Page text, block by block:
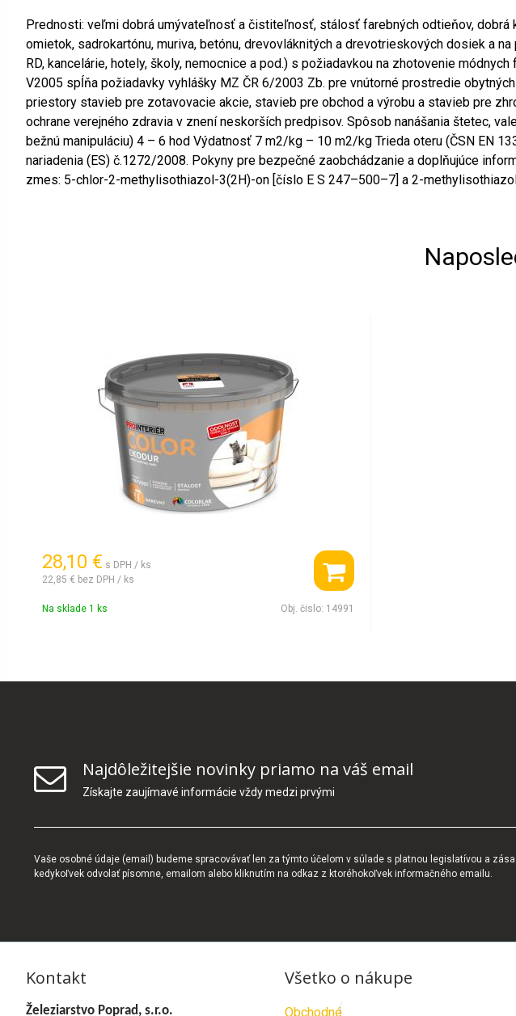
Prednosti: veľmi dobrá umývateľnosť a čistiteľnosť, stálosť farebných odtieňov, dobrá
omietok, sadrokartónu, muriva, betónu, drevovláknitých a drevotrieskových dosiek a
RD, kancelárie, hotely, školy, nemocnice a pod.) s požiadavkou na zhotovenie
V2005 spĺňa požiadavky vyhlášky MZ ČR 6/2003 Zb. pre vnútorné prostredie
priestory stavieb pre zotavovacie akcie, stavieb pre obchod a výrobu a stavieb pre
ochrane verejného zdravia v znení neskorších predpisov. Spôsob nanášania štetec,
bežnú manipuláciu) 4 – 6 hod Výdatnosť 7 m2/kg – 10 m2/kg Trieda oteru (ČSN EN
nariadenia (ES) č.1272/2008. Pokyny pre bezpečné zaobchádzanie a doplňujúce
zmes: 5-chlor-2-methylisothiazol-3(2H)-on [číslo E S 247–500–7] a 2-
28,10 € s DPH / ks
22,85 € bez DPH / ks
Na sklade 1 ks Obj. čislo: 14991
Najdôležitejšie novinky priamo na váš email
Získajte zaujímavé informácie vždy medzi prvými
Vaše osobné údaje (email) budeme spracovávať len za týmto účelom v súlade s platnou legislatívou a
kedykoľvek odvolať písomne, emailom alebo kliknutím na odkaz z ktoréhokoľvek informačného emailu.
Kontakt
Železiarstvo Poprad, s.r.o.
Všetko o nákupe
Obchodné podmienky